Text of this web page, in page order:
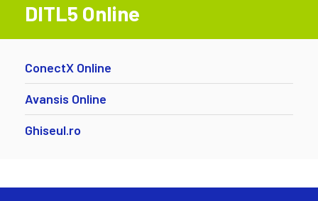
DITL5 Online
ConectX Online
Avansis Online
Ghiseul.ro